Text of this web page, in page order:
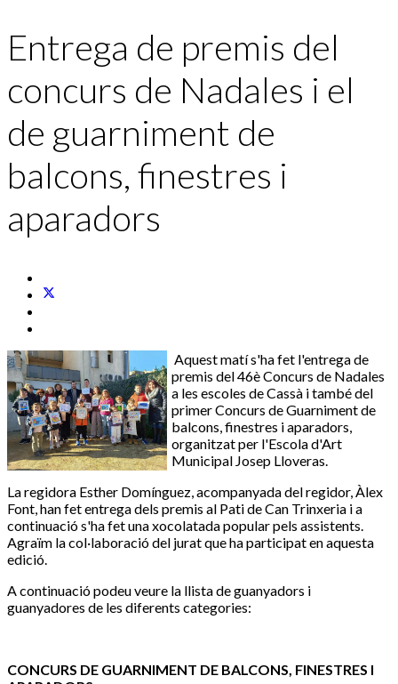
Entrega de premis del
concurs de Nadales i el
de guarniment de
balcons, finestres i
aparadors
Aquest matí s'ha fet l'entrega de
premis del 46è Concurs de Nadales
a les escoles de Cassà i també del
primer Concurs de Guarniment de
balcons, finestres i aparadors,
organitzat per l'Escola d'Art
Municipal Josep Lloveras.
La regidora Esther Domínguez, acompanyada del regidor, Àlex
Font, han fet entrega dels premis al Pati de Can Trinxeria i a
continuació s'ha fet una xocolatada popular pels assistents.
Agraïm la col·laboració del jurat que ha participat en aquesta
edició.
A continuació podeu veure la llista de guanyadors i
guanyadores de les diferents categories:
CONCURS DE GUARNIMENT DE BALCONS, FINESTRES I